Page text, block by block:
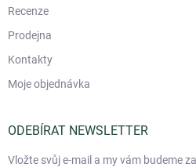
Recenze
Prodejna
Kontakty
Moje objednávka
ODEBÍRAT NEWSLETTER
Vložte svůj e-mail a my vám budeme